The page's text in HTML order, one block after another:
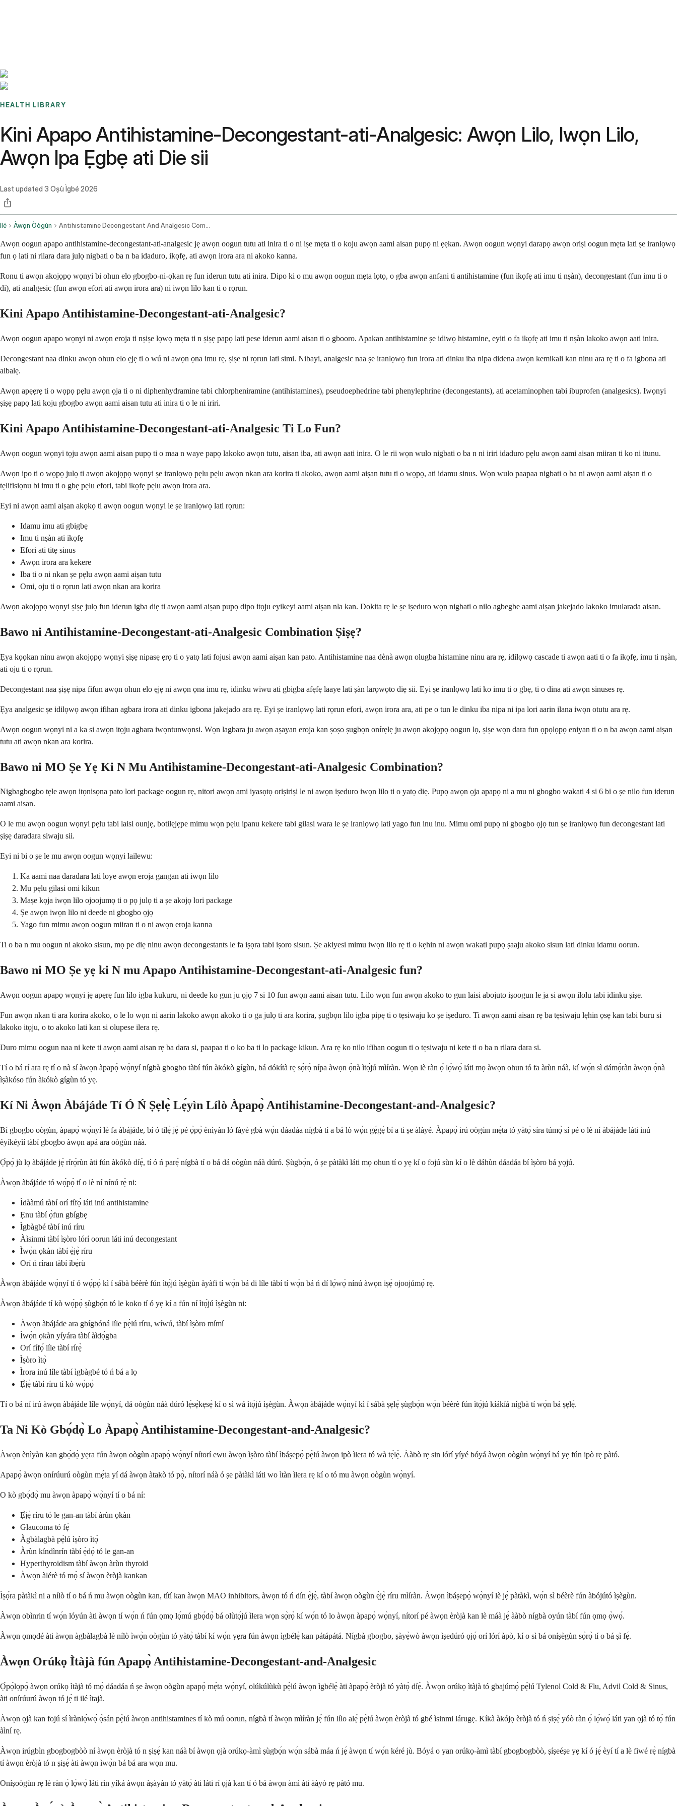
HEALTH LIBRARY
Kini Apapo Antihistamine-Decongestant-ati-Analgesic: Awọn Lilo, Iwọn Lilo,
Awọn Ipa Ẹgbẹ ati Die sii
Last updated 3 Oṣù Ìgbé 2026
Ilé Àwọn Òògùn Antihistamine Decongestant And Analgesic Combination Oral Route
Awọn oogun apapo antihistamine-decongestant-ati-analgesic jẹ awọn oogun tutu ati inira ti o ni iṣe mẹta ti o koju awọn aami aisan pupọ ni ẹẹkan. Awọn oogun wọnyi darapọ awọn oriṣi oogun mẹta lati ṣe iranlọwọ
fun ọ lati ni rilara dara julọ nigbati o ba n ba idaduro, ikọfẹ, ati awọn irora ara ni akoko kanna.
Ronu ti awọn akojọpọ wọnyi bi ohun elo gbogbo-ni-ọkan rẹ fun iderun tutu ati inira. Dipo ki o mu awọn oogun mẹta lọtọ, o gba awọn anfani ti antihistamine (fun ikọfẹ ati imu ti nṣàn), decongestant (fun imu ti o
di), ati analgesic (fun awọn efori ati awọn irora ara) ni iwọn lilo kan ti o rọrun.
Kini Apapo Antihistamine-Decongestant-ati-Analgesic?
Awọn oogun apapo wọnyi ni awọn eroja ti nṣiṣe lọwọ mẹta ti n ṣiṣẹ papọ lati pese iderun aami aisan ti o gbooro. Apakan antihistamine ṣe idiwọ histamine, eyiti o fa ikọfẹ ati imu ti nṣàn lakoko awọn aati inira.
Decongestant naa dinku awọn ohun elo ẹjẹ ti o wú ni awọn ọna imu rẹ, ṣiṣe ni rọrun lati simi. Nibayi, analgesic naa ṣe iranlọwọ fun irora ati dinku iba nipa didena awọn kemikali kan ninu ara rẹ ti o fa igbona ati
aibalẹ.
Awọn apẹẹrẹ ti o wọpọ pẹlu awọn ọja ti o ni diphenhydramine tabi chlorpheniramine (antihistamines), pseudoephedrine tabi phenylephrine (decongestants), ati acetaminophen tabi ibuprofen (analgesics). Iwọnyi
ṣiṣẹ papọ lati koju gbogbo awọn aami aisan tutu ati inira ti o le ni iriri.
Kini Apapo Antihistamine-Decongestant-ati-Analgesic Ti Lo Fun?
Awọn oogun wọnyi tọju awọn aami aisan pupọ ti o maa n waye papọ lakoko awọn tutu, aisan iba, ati awọn aati inira. O le rii wọn wulo nigbati o ba n ni iriri idaduro pẹlu awọn aami aisan miiran ti ko ni itunu.
Awọn ipo ti o wọpọ julọ ti awọn akojọpọ wọnyi ṣe iranlọwọ pẹlu pẹlu awọn nkan ara korira ti akoko, awọn aami aiṣan tutu ti o wọpọ, ati idamu sinus. Wọn wulo paapaa nigbati o ba ni awọn aami aiṣan ti o
tẹlifisiọnu bi imu ti o gbẹ pẹlu efori, tabi ikọfẹ pẹlu awọn irora ara.
Eyi ni awọn aami aiṣan akọkọ ti awọn oogun wọnyi le ṣe iranlọwọ lati rọrun:
Idamu imu ati gbigbẹ
Imu ti nṣàn ati ikọfẹ
Efori ati titẹ sinus
Awọn irora ara kekere
Iba ti o ni nkan ṣe pẹlu awọn aami aiṣan tutu
Omi, oju ti o rọrun lati awọn nkan ara korira
Awọn akojọpọ wọnyi ṣiṣẹ julọ fun iderun igba diẹ ti awọn aami aiṣan pupọ dipo itọju eyikeyi aami aiṣan nla kan. Dokita rẹ le ṣe iṣeduro wọn nigbati o nilo agbegbe aami aiṣan jakejado lakoko imularada aisan.
Bawo ni Antihistamine-Decongestant-ati-Analgesic Combination Ṣiṣẹ?
Ẹya kọọkan ninu awọn akojọpọ wọnyi ṣiṣẹ nipasẹ ẹrọ ti o yatọ lati fojusi awọn aami aiṣan kan pato. Antihistamine naa dènà awọn olugba histamine ninu ara rẹ, idilọwọ cascade ti awọn aati ti o fa ikọfẹ, imu ti nṣàn,
ati oju ti o rọrun.
Decongestant naa ṣiṣẹ nipa fifun awọn ohun elo ẹjẹ ni awọn ọna imu rẹ, idinku wiwu ati gbigba afẹfẹ laaye lati ṣàn larọwọto diẹ sii. Eyi ṣe iranlọwọ lati ko imu ti o gbẹ, ti o dina ati awọn sinuses rẹ.
Ẹya analgesic ṣe idilọwọ awọn ifihan agbara irora ati dinku igbona jakejado ara rẹ. Eyi ṣe iranlọwọ lati rọrun efori, awọn irora ara, ati pe o tun le dinku iba nipa ni ipa lori aarin ilana iwọn otutu ara rẹ.
Awọn oogun wọnyi ni a ka si awọn itọju agbara iwọntunwọnsi. Wọn lagbara ju awọn aṣayan eroja kan ṣoṣo ṣugbọn onírẹlẹ ju awọn akojọpọ oogun lọ, ṣiṣe wọn dara fun ọpọlọpọ eniyan ti o n ba awọn aami aiṣan
tutu ati awọn nkan ara korira.
Bawo ni MO Ṣe Yẹ Ki N Mu Antihistamine-Decongestant-ati-Analgesic Combination?
Nigbagbogbo tẹle awọn itọnisọna pato lori package oogun rẹ, nitori awọn ami iyasọtọ oriṣiriṣi le ni awọn iṣeduro iwọn lilo ti o yatọ diẹ. Pupọ awọn ọja apapọ ni a mu ni gbogbo wakati 4 si 6 bi o ṣe nilo fun iderun
aami aisan.
O le mu awọn oogun wọnyi pẹlu tabi laisi ounjẹ, botilẹjẹpe mimu wọn pẹlu ipanu kekere tabi gilasi wara le ṣe iranlọwọ lati yago fun inu inu. Mimu omi pupọ ni gbogbo ọjọ tun ṣe iranlọwọ fun decongestant lati
ṣiṣẹ daradara siwaju sii.
Eyi ni bi o ṣe le mu awọn oogun wọnyi lailewu:
Ka aami naa daradara lati loye awọn eroja gangan ati iwọn lilo
Mu pẹlu gilasi omi kikun
Maṣe kọja iwọn lilo ojoojumọ ti o pọ julọ ti a ṣe akojọ lori package
Ṣe awọn iwọn lilo ni deede ni gbogbo ọjọ
Yago fun mimu awọn oogun miiran ti o ni awọn eroja kanna
Ti o ba n mu oogun ni akoko sisun, mọ pe diẹ ninu awọn decongestants le fa iṣọra tabi iṣoro sisun. Ṣe akiyesi mimu iwọn lilo rẹ ti o kẹhin ni awọn wakati pupọ ṣaaju akoko sisun lati dinku idamu oorun.
Bawo ni MO Ṣe yẹ ki N mu Apapo Antihistamine-Decongestant-ati-Analgesic fun?
Awọn oogun apapọ wọnyi jẹ apẹrẹ fun lilo igba kukuru, ni deede ko gun ju ọjọ 7 si 10 fun awọn aami aisan tutu. Lilo wọn fun awọn akoko to gun laisi abojuto iṣoogun le ja si awọn ilolu tabi idinku ṣiṣe.
Fun awọn nkan ti ara korira akoko, o le lo wọn ni aarin lakoko awọn akoko ti o ga julọ ti ara korira, ṣugbọn lilo igba pipẹ ti o tẹsiwaju ko ṣe iṣeduro. Ti awọn aami aisan rẹ ba tẹsiwaju lẹhin ọsẹ kan tabi buru si
lakoko itọju, o to akoko lati kan si olupese ilera rẹ.
Duro mimu oogun naa ni kete ti awọn aami aisan rẹ ba dara si, paapaa ti o ko ba ti lo package kikun. Ara rẹ ko nilo ifihan oogun ti o tẹsiwaju ni kete ti o ba n rilara dara si.
Tí o bá rí ara rẹ tí o nà sí àwọn àpapọ̀ wọ̀nyí nígbà gbogbo tàbí fún àkókò gígùn, bá dókítà rẹ sọ̀rọ̀ nípa àwọn ọ̀nà ìtọ́jú mìíràn. Wọn lè ràn ọ́ lọ́wọ́ láti mọ àwọn ohun tó fa àrùn náà, kí wọ́n sì dámọ̀ràn àwọn ọ̀nà
ìṣàkóso fún àkókò gígùn tó yẹ.
Kí Ni Àwọn Àbájáde Tí Ó Ń Ṣẹlẹ̀ Lẹ́yìn Lílò Àpapọ̀ Antihistamine-Decongestant-and-Analgesic?
Bí gbogbo oògùn, àpapọ̀ wọ̀nyí lè fa àbájáde, bí ó tilẹ̀ jẹ́ pé ọ̀pọ̀ ènìyàn ló fàyè gbà wọ́n dáadáa nígbà tí a bá lò wọ́n gẹ́gẹ́ bí a ti ṣe àlàyé. Àpapọ̀ irú oògùn mẹ́ta tó yàtọ̀ síra túmọ̀ sí pé o lè ní àbájáde láti inú
èyíkéyìí tàbí gbogbo àwọn apá ara oògùn náà.
Ọ̀pọ̀ jù lọ àbájáde jẹ́ rírọ̀rùn àti fún àkókò díẹ̀, tí ó ń parẹ́ nígbà tí o bá dá oògùn náà dúró. Ṣùgbọ́n, ó ṣe pàtàkì láti mọ ohun tí o yẹ kí o fojú sùn kí o lè dáhùn dáadáa bí ìṣòro bá yọjú.
Àwọn àbájáde tó wọ́pọ̀ tí o lè ní nínú rẹ̀ ni:
Ìdààmú tàbí orí fífọ́ láti inú antihistamine
Ẹnu tàbí ọ̀fun gbígbẹ
Ìgbàgbé tàbí inú ríru
Àìsinmi tàbí ìṣòro lórí oorun láti inú decongestant
Ìwọ̀n ọkàn tàbí ẹ̀jẹ̀ ríru
Orí ń ríran tàbí ìbẹ̀rù
Àwọn àbájáde wọ̀nyí tí ó wọ́pọ̀ kì í sábà béèrè fún ìtọ́jú ìṣègùn àyàfi tí wọ́n bá di líle tàbí tí wọ́n bá ń dí lọ́wọ́ nínú àwọn iṣẹ́ ojoojúmọ́ rẹ.
Àwọn àbájáde tí kò wọ́pọ̀ ṣùgbọ́n tó le koko tí ó yẹ kí a fún ní ìtọ́jú ìṣègùn ni:
Àwọn àbájáde ara gbígbóná líle pẹ̀lú ríru, wíwú, tàbí ìṣòro mímí
Ìwọ̀n ọkàn yíyára tàbí àìdọ́gba
Orí fífọ́ líle tàbí rírẹ̀
Ìṣòro ìtọ̀
Ìrora inú líle tàbí ìgbàgbé tó ń bá a lọ
Ẹ̀jẹ̀ tàbí ríru tí kò wọ́pọ̀
Tí o bá ní irú àwọn àbájáde líle wọ̀nyí, dá oògùn náà dúró lẹ́sẹ̀kẹsẹ̀ kí o sì wá ìtọ́jú ìṣègùn. Àwọn àbájáde wọ̀nyí kì í sábà ṣẹlẹ̀ ṣùgbọ́n wọ́n béèrè fún ìtọ́jú kíákíá nígbà tí wọ́n bá ṣẹlẹ̀.
Ta Ni Kò Gbọ́dọ̀ Lo Àpapọ̀ Antihistamine-Decongestant-and-Analgesic?
Àwọn ènìyàn kan gbọ́dọ̀ yẹra fún àwọn oògùn apapọ̀ wọ̀nyí nítorí ewu àwọn ìṣòro tàbí ìbáṣepọ̀ pẹ̀lú àwọn ipò ìlera tó wà tẹ́lẹ̀. Ààbò rẹ sin lórí yíyé bóyá àwọn oògùn wọ̀nyí bá yẹ fún ipò rẹ pàtó.
Apapọ̀ àwọn onírúurú oògùn mẹ́ta yí dá àwọn àtakò tó pọ̀, nítorí náà ó ṣe pàtàkì láti wo ìtàn ìlera rẹ kí o tó mu àwọn oògùn wọ̀nyí.
O kò gbọ́dọ̀ mu àwọn àpapọ̀ wọ̀nyí tí o bá ní:
Ẹ̀jẹ̀ ríru tó le gan-an tàbí àrùn ọkàn
Glaucoma tó fẹ̀
Àgbàlagbà pẹ̀lú ìṣòro ìtọ̀
Àrùn kíndìnrín tàbí ẹ̀dọ̀ tó le gan-an
Hyperthyroidism tàbí àwọn àrùn thyroid
Àwọn àlérè tó mọ̀ sí àwọn èròjà kankan
Ìṣọ́ra pàtàkì ni a nílò tí o bá ń mu àwọn oògùn kan, títí kan àwọn MAO inhibitors, àwọn tó ń dín ẹ̀jẹ̀, tàbí àwọn oògùn ẹ̀jẹ̀ ríru mìíràn. Àwọn ìbáṣepọ̀ wọ̀nyí lè jẹ́ pàtàkì, wọ́n sì béèrè fún àbójútó ìṣègùn.
Àwọn obìnrin tí wọ́n lóyún àti àwọn tí wọ́n ń fún ọmọ lọ́mú gbọ́dọ̀ bá olùtọ́jú ìlera wọn sọ̀rọ̀ kí wọ́n tó lo àwọn àpapọ̀ wọ̀nyí, nítorí pé àwọn èròjà kan lè máà jẹ́ ààbò nígbà oyún tàbí fún ọmọ ọ̀wọ́.
Àwọn ọmọdé àti àwọn àgbàlagbà lè nílò ìwọ̀n oògùn tó yàtọ̀ tàbí kí wọ́n yẹra fún àwọn ìgbélẹ̀ kan pátápátá. Nígbà gbogbo, ṣàyẹ̀wò àwọn ìṣedúró ọjọ́ orí lórí àpò, kí o sì bá oníṣègùn sọ̀rọ̀ tí o bá ṣì fẹ́.
Àwọn Orúkọ Ìtàjà fún Apapọ̀ Antihistamine-Decongestant-and-Analgesic
Ọ̀pọ̀lọpọ̀ àwọn orúkọ ìtàjà tó mọ̀ dáadáa ń ṣe àwọn oògùn apapọ̀ mẹ́ta wọ̀nyí, olúkúlùkù pẹ̀lú àwọn ìgbélẹ̀ àti àpapọ̀ èròjà tó yàtọ̀ díẹ̀. Àwọn orúkọ ìtàjà tó gbajúmọ̀ pẹ̀lú Tylenol Cold & Flu, Advil Cold & Sinus,
àti onírúurú àwọn tó jẹ́ ti ilé ìtajà.
Àwọn ọjà kan fojú sí ìrànlọ́wọ́ ọ̀sán pẹ̀lú àwọn antihistamines tí kò mú oorun, nígbà tí àwọn mìíràn jẹ́ fún lílo alẹ́ pẹ̀lú àwọn èròjà tó gbé ìsinmi lárugẹ. Kíkà àkójọ èròjà tó ń ṣiṣẹ́ yóò ràn ọ́ lọ́wọ́ láti yan ọjà tó tọ́ fún
àìní rẹ.
Àwọn irúgbìn gbogbogbòò ní àwọn èròjà tó n ṣiṣẹ́ kan náà bí àwọn ọjà orúkọ-àmì ṣùgbọ́n wọ́n sábà máa ń jẹ́ àwọn tí wọ́n kéré jù. Bóyá o yan orúkọ-àmì tàbí gbogbogbòò, ṣíṣeéṣe yẹ kí ó jẹ́ èyí tí a lè fiwé rẹ̀ nígbà
tí àwọn èròjà tó n ṣiṣẹ́ àti àwọn ìwọ̀n bá bá ara wọn mu.
Oníṣoògùn rẹ lè ràn ọ́ lọ́wọ́ láti rìn yíká àwọn àṣàyàn tó yàtọ̀ àti láti rí ọjà kan tí ó bá àwọn àmì àti ààyò rẹ pàtó mu.